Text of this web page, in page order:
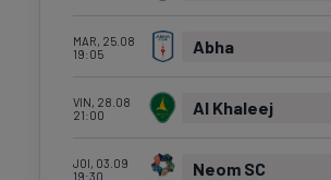
MAR, 25.08
19:05
Abha
VIN, 28.08
21:00
Al Khaleej
JOI, 03.09
19:30
Neom SC